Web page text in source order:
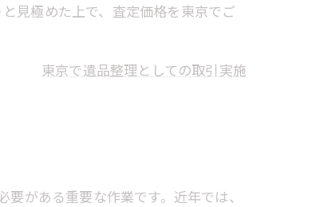
見極めた上で、査定価格を東京でご
東京で遺品整理としての取引実施
がある重要な作業です。近年では、